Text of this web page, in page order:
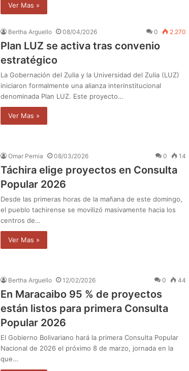
Ver Mas »
Bertha Arguello 08/04/2026 0 2.270
Plan LUZ se activa tras convenio
estratégico
La Gobernación del Zulia y la Universidad del Zulia (LUZ)
iniciaron formalmente una alianza interinstitucional
denominada Plan LUZ. Este proyecto…
Ver Mas »
Omar Pernia 08/03/2026 0 14
Táchira elige proyectos en Consulta
Popular 2026
Desde las primeras horas de la mañana de este domingo,
el pueblo tachirense se movilizó masivamente hacia los
centros de…
Ver Mas »
Bertha Arguello 12/02/2026 0 44
En Maracaibo 95 % de proyectos
están listos para primera Consulta
Popular 2026
El Gobierno Bolivariano hará la primera Consulta Popular
Nacional de 2026 el próximo 8 de marzo, jornada en la
que…